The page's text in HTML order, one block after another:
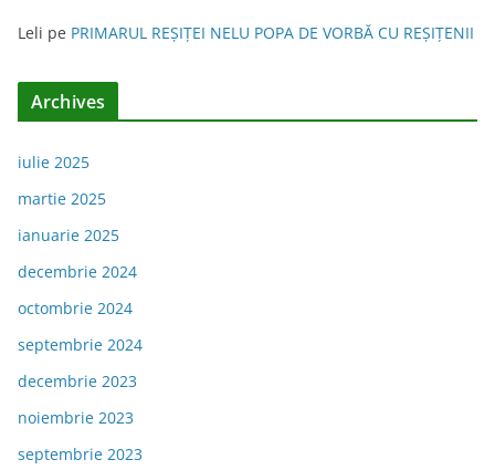
Leli pe PRIMARUL REŞIŢEI NELU POPA DE VORBĂ CU REŞIŢENII
Archives
iulie 2025
martie 2025
ianuarie 2025
decembrie 2024
octombrie 2024
septembrie 2024
decembrie 2023
noiembrie 2023
septembrie 2023